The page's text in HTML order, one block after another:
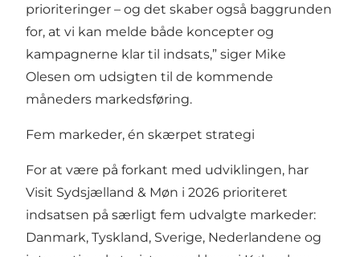
prioriteringer – og det skaber også baggrunden
for, at vi kan melde både koncepter og
kampagnerne klar til indsats,” siger Mike
Olesen om udsigten til de kommende
måneders markedsføring.
Fem markeder, én skærpet strategi
For at være på forkant med udviklingen, har
Visit Sydsjælland & Møn i 2026 prioriteret
indsatsen på særligt fem udvalgte markeder:
Danmark, Tyskland, Sverige, Nederlandene og